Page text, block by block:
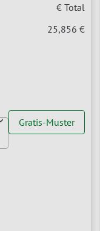
€ Total
25,856 €
Gratis-Muster